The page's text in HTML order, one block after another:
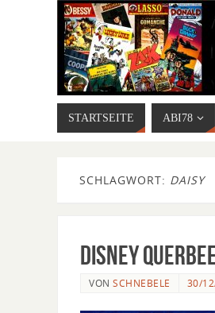
STARTSEITE ABI78
SCHLAGWORT: DAISY
Disney
VON SCHNEBELE 30/